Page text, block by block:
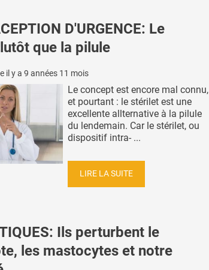
D'URGENCE: Le
que la pilule
il y a 9 années 11 mois
Le concept est encore mal connu,
et pourtant : le stérilet est une
excellente allternative à la pilule
du lendemain. Car le stérilet, ou
dispositif intra- ...
LIRE LA SUITE
Ils perturbent le
les mastocytes et notre